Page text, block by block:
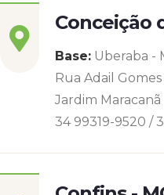
Conceição
Base: Uberaba -
Rua Adail
Jardim Maracanã
34 99319-9520 /